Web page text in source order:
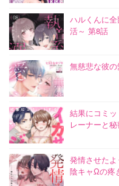
ハルくんに
活～ 第8話
無慈悲な彼
結果にコミ
レーナーと
発情させた
陰キャΩの疼